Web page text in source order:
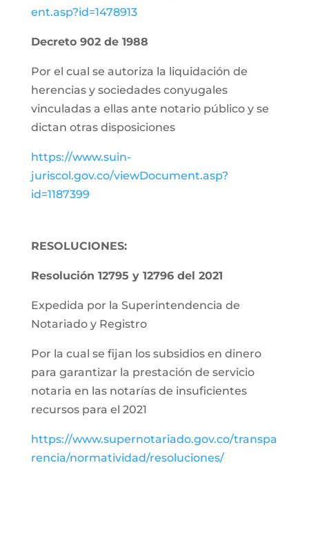
ent.asp?id=1478913
Decreto 902 de 1988
Por el cual se autoriza la liquidación de
herencias y sociedades conyugales
vinculadas a ellas ante notario público y se
dictan otras disposiciones
https://www.suin-
juriscol.gov.co/viewDocument.asp?
id=1187399
RESOLUCIONES:
Resolución 12795 y 12796 del 2021
Expedida por la Superintendencia de
Notariado y Registro
Por la cual se fijan los subsidios en dinero
para garantizar la prestación de servicio
notaria en las notarías de insuficientes
recursos para el 2021
https://www.supernotariado.gov.co/transpa
rencia/normatividad/resoluciones/